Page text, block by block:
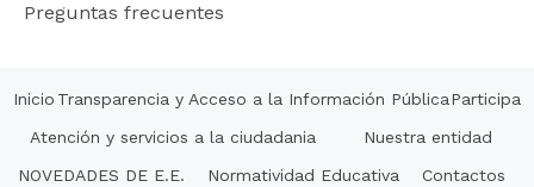
Preguntas frecuentes
Inicio Transparencia y Acceso a la Información PúblicaParticipa
Atención y servicios a la ciudadania
Nuestra entidad
NOVEDADES DE E.E.
Normatividad Educativa Contactos